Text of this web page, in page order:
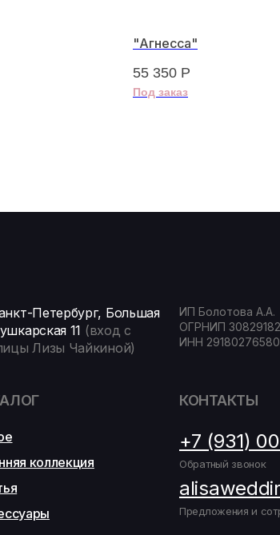
"Агнесса"
55 350 Р
КОНТАКТЫ
коллекция
+7 (931)
Предложения и
Обратный звонок
ИП Болотова А.А.
ОГРНИП
ИНН
Петербург, Большая
11 (вход с
Лизы Чайкиной)